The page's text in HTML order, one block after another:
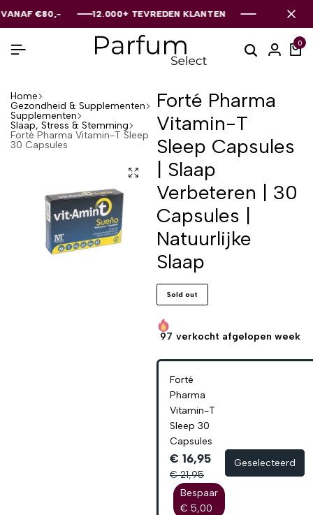
€80,- 12.000+ TEVREDEN KLANTEN
€80,- 12.000+ TEVREDEN KLANTEN
€80,- 12.000+ TEVREDEN KLANTEN
0
Home
Gezondheid & Supplementen
Supplementen
Slaap, Stress & Stemming
Forté Pharma Vitamin-T Sleep
30 Capsules
Forté Pharma
Vitamin-T
Sleep Capsules
| Slaap
Verbeteren | 30
Capsules |
Natuurlijke
Slaap
Sold out
97 verkocht afgelopen week
Forté
Pharma
Vitamin-T
Sleep 30
Capsules
€ 16,95
€ 21,95
Bespaar
€ 5,00
Geselecteerd